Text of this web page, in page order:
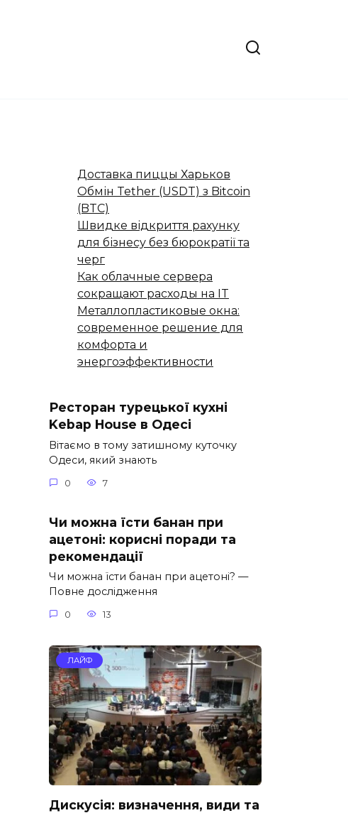
Доставка пиццы Харьков
Обмін Tether (USDT) з Bitcoin
(BTC)
Швидке відкриття рахунку
для бізнесу без бюрократії та
черг
Как облачные сервера
сокращают расходы на IT
Металлопластиковые окна:
современное решение для
комфорта и
энергоэффективности
Ресторан турецької кухні
Kebap House в Одесі
Вітаємо в тому затишному куточку
Одеси, який знають
0 7
Чи можна їсти банан при
ацетоні: корисні поради та
рекомендації
Чи можна їсти банан при ацетоні? —
Повне дослідження
0 13
ЛАЙФ
Дискусія: визначення, види та